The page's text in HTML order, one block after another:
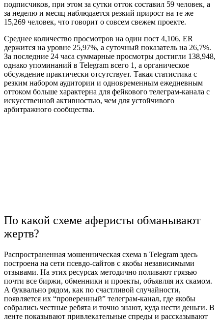
подписчиков, при этом за сутки отток составил 59 человек, а
за неделю и месяц наблюдается резкий прирост на те же
15,269 человек, что говорит о совсем свежем проекте.
Среднее количество просмотров на один пост 4,106, ER
держится на уровне 25,97%, а суточный показатель на 26,7%.
За последние 24 часа суммарные просмотры достигли 138,948,
однако упоминаний в Telegram всего 1, а органическое
обсуждение практически отсутствует. Такая статистика с
резким набором аудитории и одновременным ежедневным
оттоком больше характерна для фейкового телеграм-канала с
искусственной активностью, чем для устойчивого
арбитражного сообщества.
По какой схеме аферисты обманывают
жертв?
Распространенная мошенническая схема в Telegram здесь
построена на сети псевдо-сайтов с якобы независимыми
отзывами. На этих ресурсах методично поливают грязью
почти все биржи, обменники и проекты, объявляя их скамом.
А буквально рядом, как по счастливой случайности,
появляется их “проверенный” телеграм-канал, где якобы
собрались честные ребята и точно знают, куда нести деньги. В
ленте показывают привлекательные спреды и рассказывают